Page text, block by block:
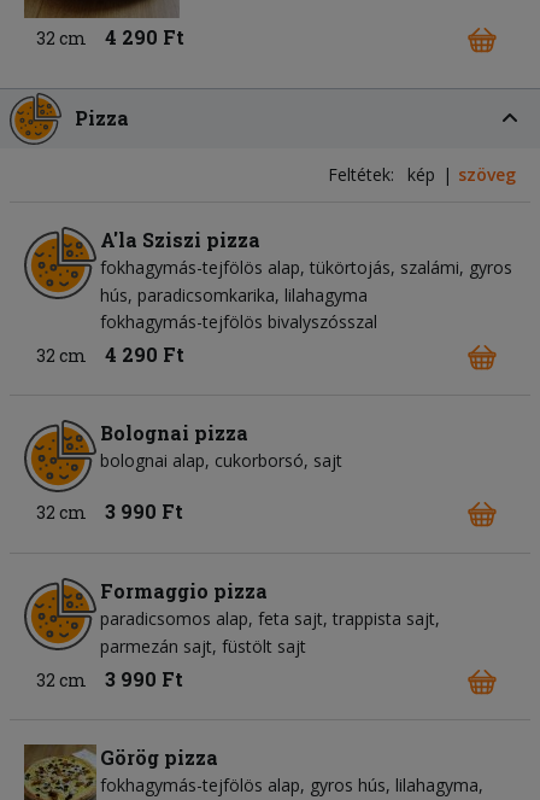
32 cm 4 290 Ft
Pizza
Feltétek: kép szöveg
A'la Sziszi pizza
fokhagymás-tejfölös alap tükörtojás szalámi gyros
hús paradicsomkarika lilahagyma
fokhagymás-tejfölös bivalyszósszal
32 cm
4 290 Ft
Bolognai pizza
bolognai alap cukorborsó sajt
32 cm 3 990 Ft
Formaggio pizza
paradicsomos alap feta sajt trappista sajt
parmezán sajt füstölt sajt
32 cm
3 990 Ft
Görög pizza
fokhagymás-tejfölös alap gyros hús lilahagyma